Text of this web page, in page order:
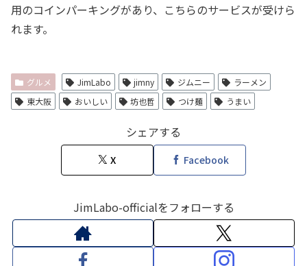
用のコインパーキングがあり、こちらのサービスが受けら
れます。
グルメ JimLabo jimny ジムニー
ラーメン
東大阪
おいしい 坊也哲 つけ麺 うまい
シェアする
X Facebook
JimLabo-officialをフォローする